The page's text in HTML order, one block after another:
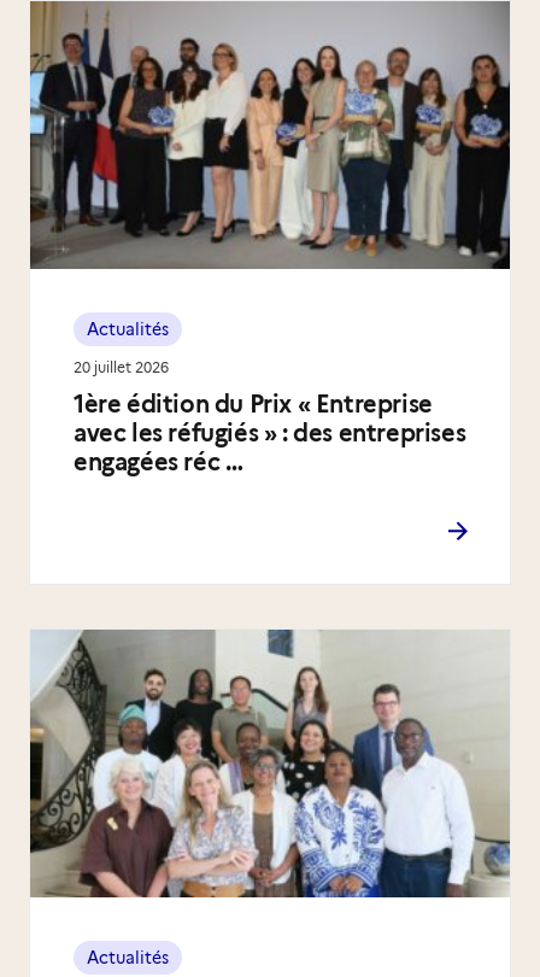
1ère édition du Prix « Entreprise
avec les réfugiés » : des entreprises
engagées réc …
Actualités
20 juillet 2026
Actualités